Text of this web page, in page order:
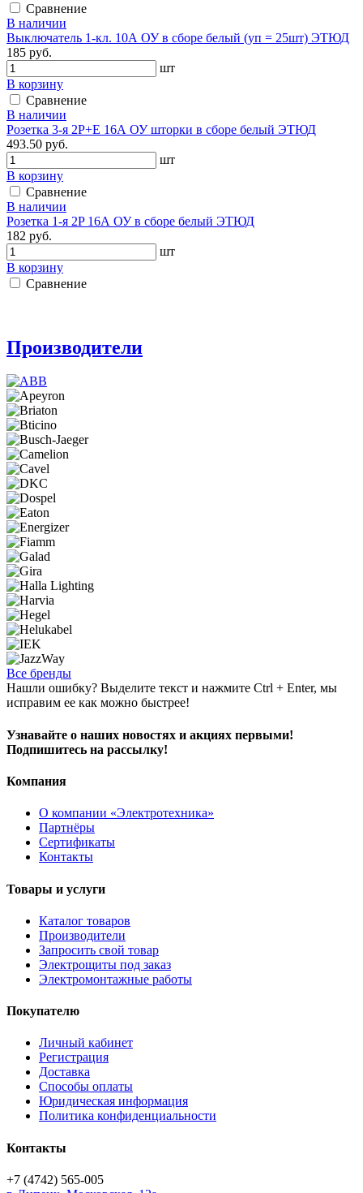
Сравнение
В наличии
Выключатель 1-кл. 10А ОУ в сборе белый (уп = 25шт) ЭТЮД
185 руб.
шт
В корзину
Сравнение
В наличии
Розетка 3-я 2P+E 16А ОУ шторки в сборе белый ЭТЮД
493.50 руб.
шт
В корзину
Сравнение
В наличии
Розетка 1-я 2P 16А ОУ в сборе белый ЭТЮД
182 руб.
шт
В корзину
Сравнение
Производители
Все бренды
Нашли ошибку? Выделите текст и нажмите Ctrl + Enter, мы
исправим ее как можно быстрее!
Узнавайте о наших новостях и акциях первыми!
Подпишитесь на рассылку!
Компания
О компании «Электротехника»
Партнёры
Сертификаты
Контакты
Товары и услуги
Каталог товаров
Производители
Запросить свой товар
Электрощиты под заказ
Электромонтажные работы
Покупателю
Личный кабинет
Регистрация
Доставка
Способы оплаты
Юридическая информация
Политика конфиденциальности
Контакты
+7 (4742) 565-005